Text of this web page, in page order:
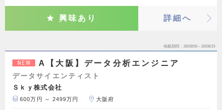
興味あり 詳細へ
掲載期間 26/08/06～26/08/19
NEW A【大阪】データ分析エンジニア
データサイエンティスト
Ｓｋｙ株式会社
600万円 ～ 2499万円 大阪府